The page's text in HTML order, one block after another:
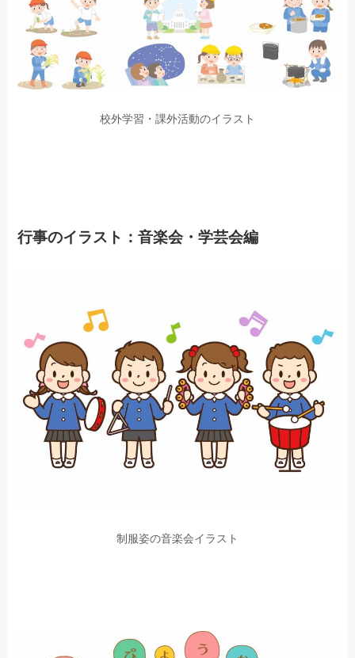
校外学習・課外活動のイラスト
行事のイラスト：音楽会・学芸会編
制服姿の音楽会イラスト